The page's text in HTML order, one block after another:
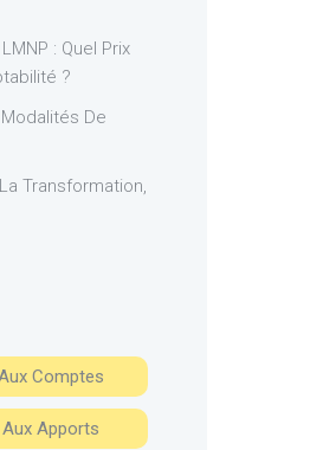
: Quel Prix
?
De
Transformation,
Comptes
Apports